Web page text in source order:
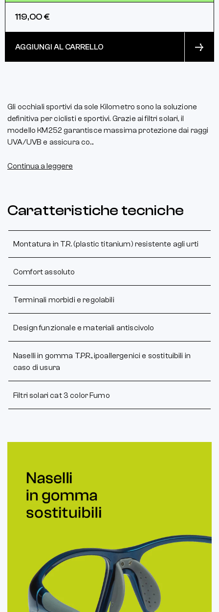
119,00 €
AGGIUNGI AL CARRELLO
Gli occhiali sportivi da sole Kilometro sono la soluzione
definitiva per ciclisti e sportivi. Grazie ai filtri solari, il
modello KM252 garantisce massima protezione dai raggi
UVA/UVB e assicura co...
Continua a leggere
Caratteristiche tecniche
Montatura in T.R. (plastic titanium) resistente agli urti
Comfort assoluto
Terminali morbidi e regolabili
Design funzionale e materiali antiscivolo
Naselli in gomma T.P.R., ipoallergenici e sostituibili in
caso di usura
Filtri solari cat 3 color Fumo